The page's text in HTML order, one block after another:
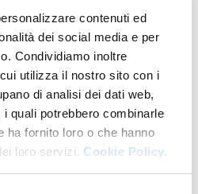
contenuti ed
dei social media e per
Condividiamo inoltre
utilizza il nostro sito con i
di analisi dei dati web,
quali potrebbero combinarle
ha fornito loro o che hanno
loro servizi. Cookie Policy.
NELL'AMBIENTE
ALLA
E NEI LUOGHI DI LAVORO)
CLINICA E DI
Anno: 2°
ALLA